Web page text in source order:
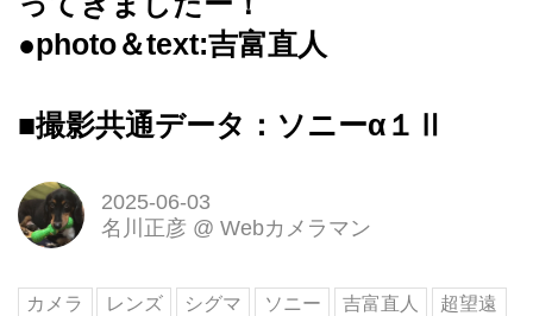
●photo＆text:吉富直人
■撮影共通データ：ソニーα１Ⅱ
2025-06-03
名川正彦 @ Webカメラマン
カメラ レンズ シグマ ソニー 吉富直人 超望遠